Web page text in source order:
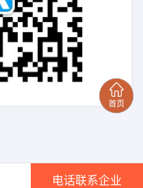
电话联系企业